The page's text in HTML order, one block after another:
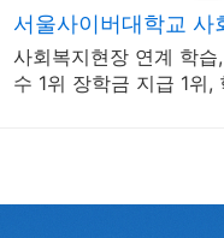
서울사이버대학교
사회복지현장 연계 학
수 1위 장학금 지급 1위